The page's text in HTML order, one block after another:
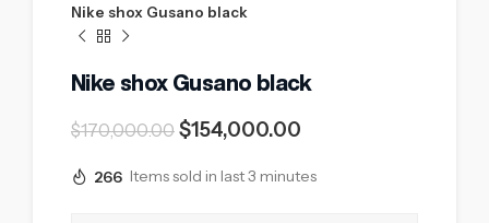
Nike shox Gusano black
Nike shox Gusano black
$170,000.00 $154,000.00
266 Items sold in last 3 minutes